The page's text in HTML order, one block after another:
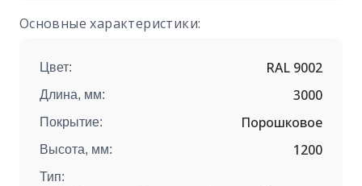
Основные характеристики:
Цвет: RAL 9002
Длина, мм: 3000
Покрытие: Порошковое
Высота, мм: 1200
Тип: